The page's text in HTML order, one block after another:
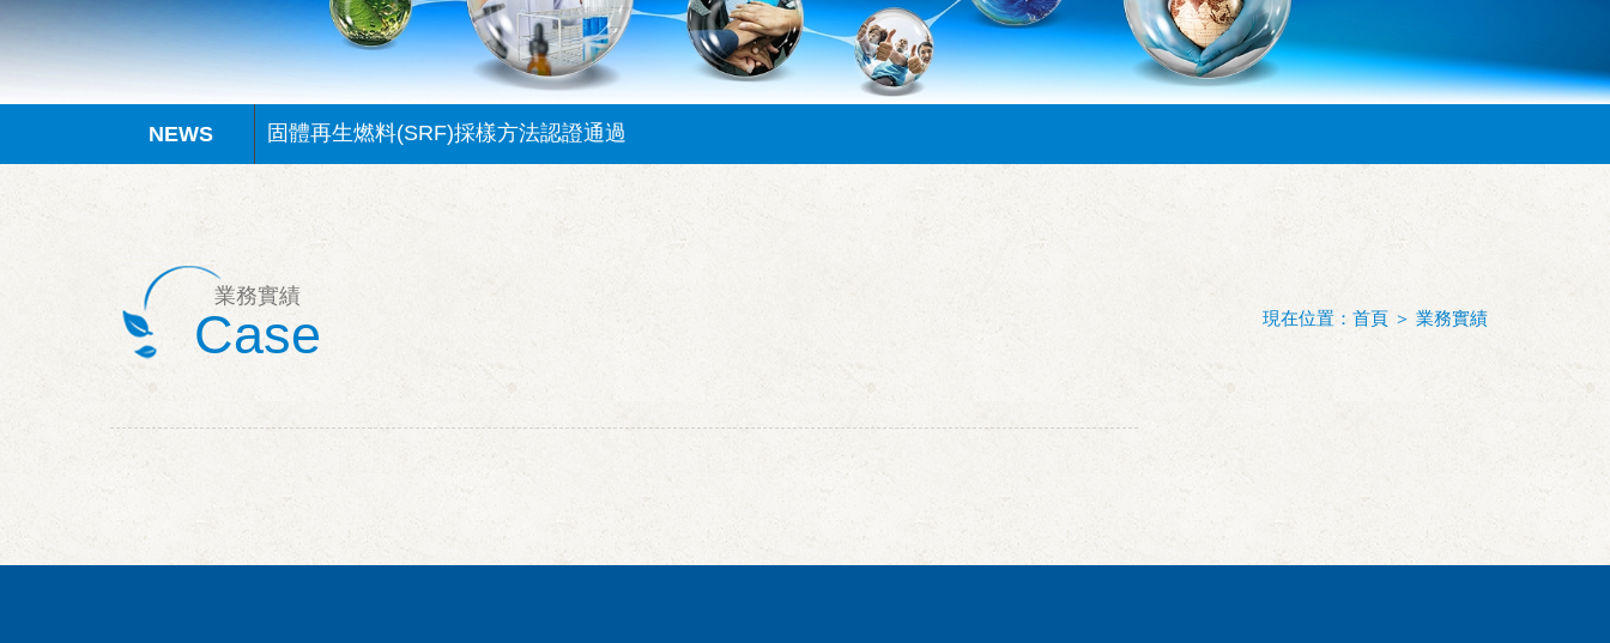
SVOC檢測方法認證通過
固體再生燃料(SRF)採樣方法認證通過
水中葉綠素a(NIEA E507)檢測方法認證通過
固體再生燃料(SRF)檢測方法認證通過
SVOC檢測方法認證通過
固體再生燃料(SRF)採樣方法認證通過
業務實績
Case 現在位置： 首頁 ＞ 業務實績